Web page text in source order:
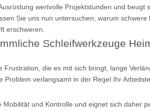
wertvolle Projektstunden und beugt
Sie uns nun untersuchen, warum schwere
erschweren.
Schleifwerkzeuge
die es mit sich bringt, lange
verlangsamt in der Regel Ihr
und Kontrolle und eignet sich daher